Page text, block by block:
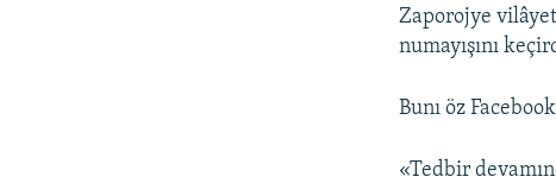
Zaporojye
numayışını
Bunı öz
«Tedbir